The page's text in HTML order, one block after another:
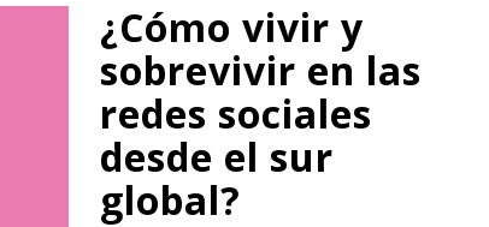
¿Cómo vivir y
sobrevivir en las
redes sociales
desde el sur
global?